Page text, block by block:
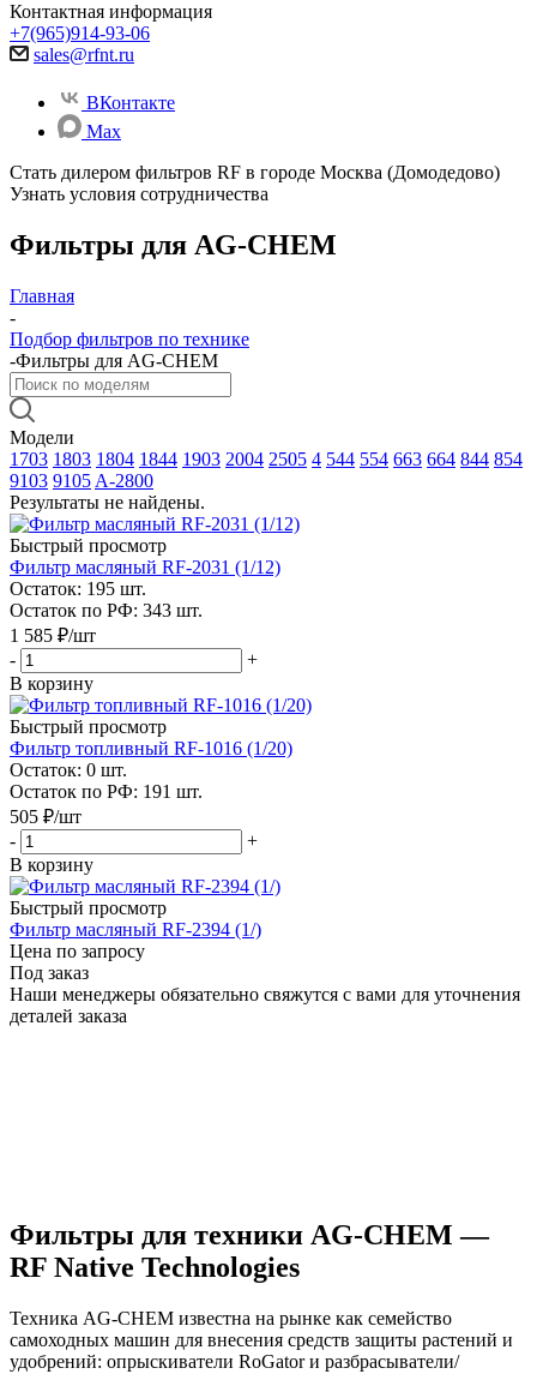
Контактная информация
+7(965)914-93-06
sales@rfnt.ru
ВКонтакте
Max
Стать дилером фильтров RF в городе Москва (Домодедово)
Узнать условия сотрудничества
Фильтры для AG-CHEM
Главная
-
Подбор фильтров по технике
-Фильтры для AG-CHEM
Модели
1703 1803 1804 1844 1903 2004 2505 4 544 554 663 664 844 854
9103 9105 A-2800
Результаты не найдены.
Быстрый просмотр
Фильтр масляный RF-2031 (1/12)
Остаток: 195 шт.
Остаток по РФ: 343 шт.
1 585 ₽/шт
-
+
В корзину
Быстрый просмотр
Фильтр топливный RF-1016 (1/20)
Остаток: 0 шт.
Остаток по РФ: 191 шт.
505 ₽/шт
-
+
В корзину
Быстрый просмотр
Фильтр масляный RF-2394 (1/)
Цена по запросу
Под заказ
Наши менеджеры обязательно свяжутся с вами для уточнения
деталей заказа
Фильтры для техники AG-CHEM —
RF Native Technologies
Техника AG-CHEM известна на рынке как семейство
самоходных машин для внесения средств защиты растений и
удобрений: опрыскиватели RoGator и разбрасыватели/